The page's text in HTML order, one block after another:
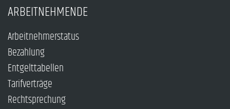
ARBEITNEHMENDE
Arbeitnehmerstatus
Bezahlung
Entgelttabellen
Tarifverträge
Rechtsprechung